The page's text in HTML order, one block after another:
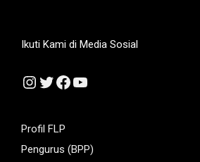
Ikuti Kami di Media Sosial
Instagram
Twitter
Facebook
YouTube
Profil FLP
Pengurus (BPP)